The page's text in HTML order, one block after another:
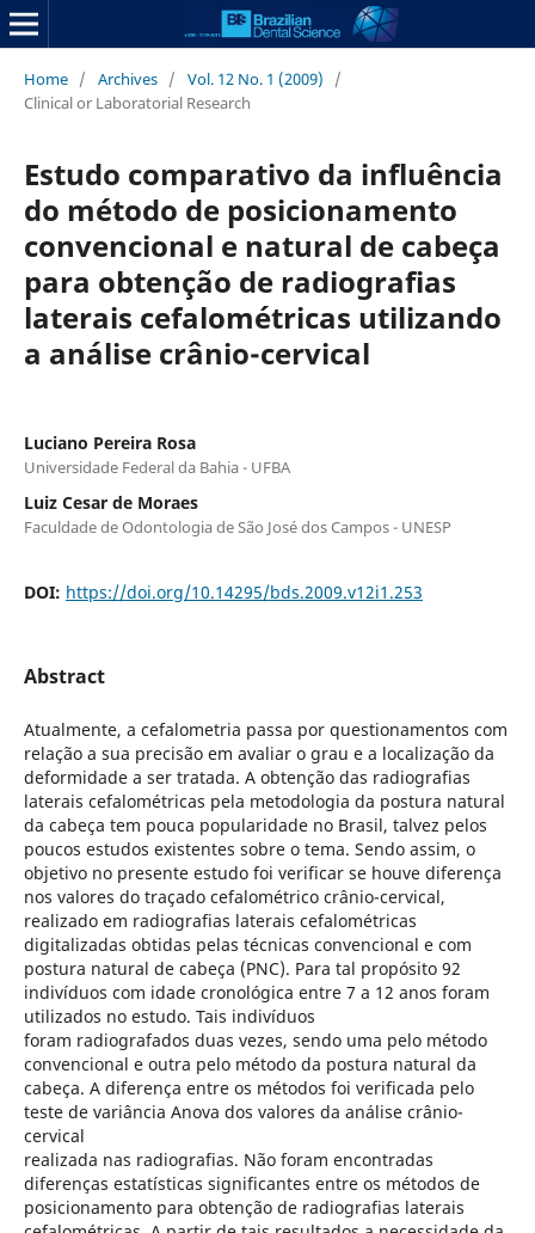
Home / Archives / Vol. 12 No. 1 (2009)
/
Clinical or Laboratorial Research
Estudo comparativo da influência
do método de posicionamento
convencional e natural de cabeça
para obtenção de radiografias
laterais cefalométricas utilizando
a análise crânio-cervical
Luciano Pereira Rosa
Universidade Federal da Bahia - UFBA
Luiz Cesar de Moraes
Faculdade de Odontologia de São José dos Campos - UNESP
DOI: https://doi.org/10.14295/bds.2009.v12i1.253
Abstract
Atualmente, a cefalometria passa por questionamentos com
relação a sua precisão em avaliar o grau e a localização da
deformidade a ser tratada. A obtenção das radiografias
laterais cefalométricas pela metodologia da postura natural
da cabeça tem pouca popularidade no Brasil, talvez pelos
poucos estudos existentes sobre o tema. Sendo assim, o
objetivo no presente estudo foi verificar se houve diferença
nos valores do traçado cefalométrico crânio-cervical,
realizado em radiografias laterais cefalométricas
digitalizadas obtidas pelas técnicas convencional e com
postura natural de cabeça (PNC). Para tal propósito 92
indivíduos com idade cronológica entre 7 a 12 anos foram
utilizados no estudo. Tais indivíduos
foram radiografados duas vezes, sendo uma pelo método
convencional e outra pelo método da postura natural da
cabeça. A diferença entre os métodos foi verificada pelo
teste de variância Anova dos valores da análise crânio-
cervical
realizada nas radiografias. Não foram encontradas
diferenças estatísticas significantes entre os métodos de
posicionamento para obtenção de radiografias laterais